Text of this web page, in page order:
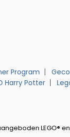
Program
Harry Potter
LEGO®